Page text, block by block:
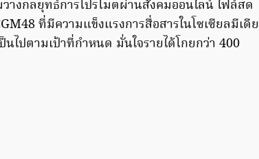
างกลยุทธ์การโปรโมตผ่านสังคมออนไลน์ ไฟล์สด
ที่มีความแข็งแรงการสื่อสารในโซเซียลมีเดีย
ไปตามเป้าที่กำหนด มั่นใจรายได้โกยกว่า 400